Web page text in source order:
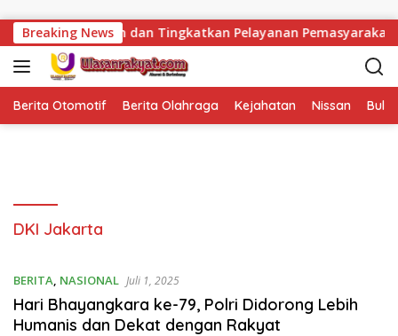
Breaking News
Keamanan dan Tingkatkan Pelayanan
Berita Otomotif Berita Olahraga Kejahatan Nissan
DKI Jakarta
BERITA, NASIONAL Juli 1, 2025
Hari Bhayangkara ke-79, Polri Didorong Lebih
Humanis dan Dekat dengan Rakyat